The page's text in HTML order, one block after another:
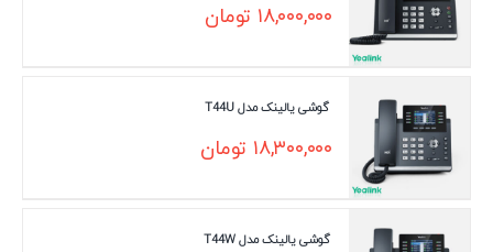
۱۸,۰۰۰,۰۰۰ تومان
گوشی یالینک مدل T44U
۱۸,۳۰۰,۰۰۰ تومان
گوشی یالینک مدل T44W